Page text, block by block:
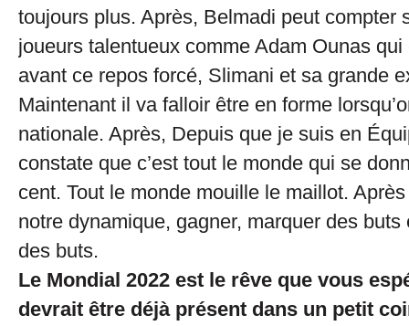
toujours plus. Après, Belmadi peut compter
joueurs talentueux comme Adam Ounas
avant ce repos forcé, Slimani et sa grande
Maintenant il va falloir être en forme
nationale. Après, Depuis que je suis en
constate que c’est tout le monde qui se
cent. Tout le monde mouille le maillot.
notre dynamique, gagner, marquer des buts
des buts.
Le Mondial 2022 est le rêve que vous
devrait être déjà présent dans un petit